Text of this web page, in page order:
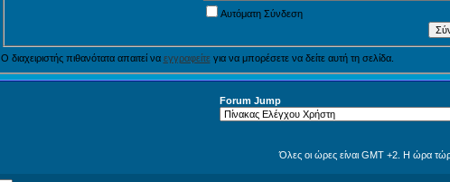
Αυτόματη Σύνδεση
Ο διαχειριστής πιθανότατα απαιτεί να εγγραφείτεγια να μπορέσετε να δείτε αυτή τη σελίδα.
Forum Jump
Όλες οι ώρες είναι GMT +2. Η ώρα